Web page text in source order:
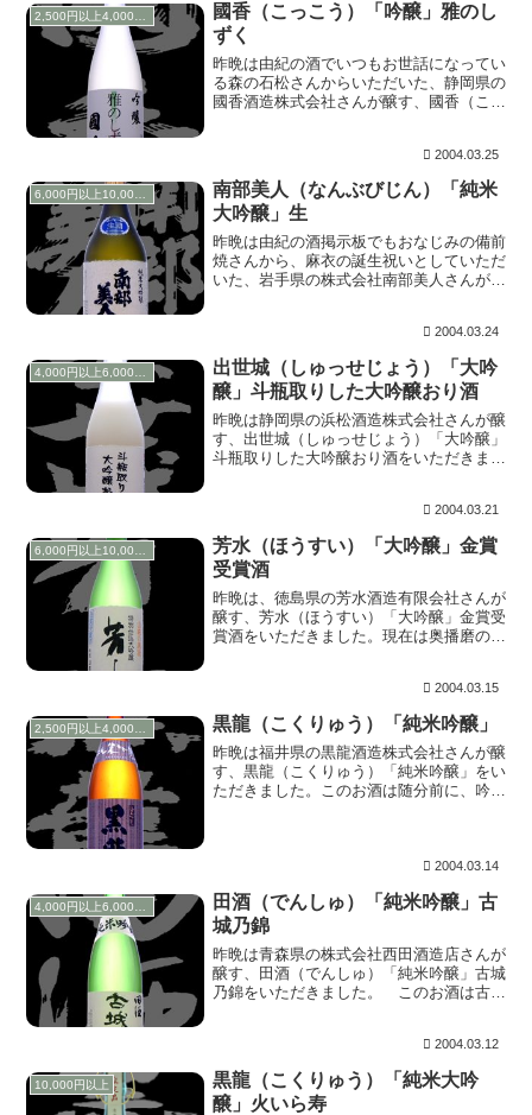
2,500円以上4,000円未満
國香（こっこう）「吟醸」雅のし
ずく
昨晩は由紀の酒でいつもお世話になってい
る森の石松さんからいただいた、静岡県の
國香酒造株式会社さんが醸す、國香（こっ
味があり華やかです。含むと香りから想像
できるような...
2004.03.25
6,000円以上10,000円未満
南部美人（なんぶびじん）「純米
大吟醸」生
昨晩は由紀の酒掲示板でもおなじみの備前
焼さんから、麻衣の誕生祝いとしていただ
いた、岩手県の株式会社南部美人さんが醸
から大好きな銘柄でしたので非常に楽しみ
にしていたお...
2004.03.24
4,000円以上6,000円未満
出世城（しゅっせじょう）「大吟
醸」斗瓶取りした大吟醸おり酒
昨晩は静岡県の浜松酒造株式会社さんが醸
す、出世城（しゅっせじょう）「大吟醸」
斗瓶取りした大吟醸おり酒をいただきまし
ュっとやったところ、このお酒がもつ炭酸
で自然に混ざ...
2004.03.21
6,000円以上10,000円未満
芳水（ほうすい）「大吟醸」金賞
受賞酒
昨晩は、徳島県の芳水酒造有限会社さんが
醸す、芳水（ほうすい）「大吟醸」金賞受
賞酒をいただきました。現在は奥播磨の杜
杜氏の芳水です。 上立ち香はとても華や
かながら、嫌...
2004.03.15
2,500円以上4,000円未満 黒龍（こくりゅう）「純米吟醸」
昨晩は福井県の黒龍酒造株式会社さんが醸
す、黒龍（こくりゅう）「純米吟醸」をい
ただきました。このお酒は随分前に、吟醸
2004.03.14
4,000円以上6,000円未満
田酒（でんしゅ）「純米吟醸」古
城乃錦
昨晩は青森県の株式会社西田酒造店さんが
醸す、田酒（でんしゅ）「純米吟醸」古城
乃錦をいただきました。 このお酒は古城
系50号」を交配させた酒造好適米だそう
です。青森の...
2004.03.12
10,000円以上
黒龍（こくりゅう）「純米大吟
醸」火いら寿